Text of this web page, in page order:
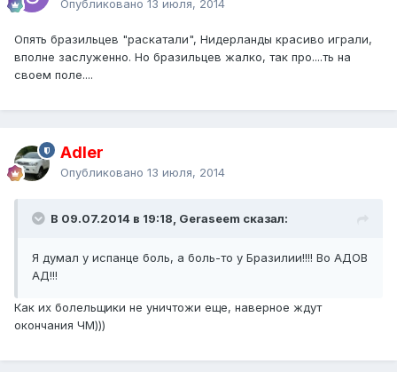
Опубликовано 13 июля, 2014
Опять бразильцев "раскатали", Нидерланды красиво играли,
вполне заслуженно. Но бразильцев жалко, так про....ть на
своем поле....
Adler
Опубликовано 13 июля, 2014
В 09.07.2014 в 19:18, Geraseem сказал:
Я думал у испанце боль, а боль-то у Бразилии!!!! Во АДОВ
АД!!!
Как их болельщики не уничтожи еще, наверное ждут
окончания ЧМ)))